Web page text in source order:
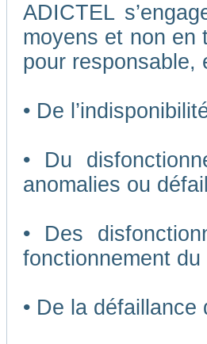
ADICTEL
moyens et non en
pour responsable,
• De
• Du
anomalies ou
• Des
fonctionnement du
• De la défaillance